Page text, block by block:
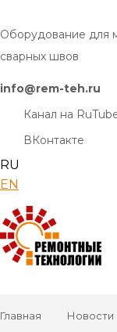
Оборудование для
сварных швов
info@rem-teh.ru
Канал на
ВКонтакте
RU
EN
Главная Новости